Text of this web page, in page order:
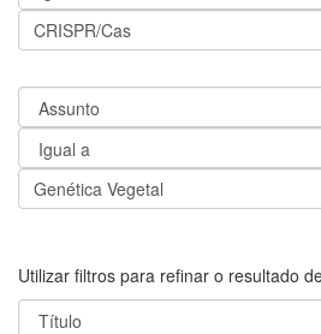
Utilizar filtros para refinar o resultado